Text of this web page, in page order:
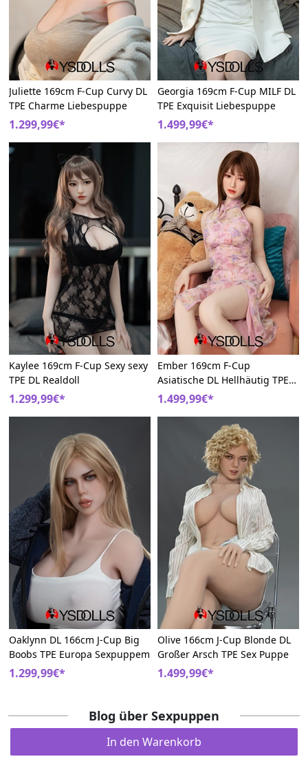
In den Warenkorb
Juliette 169cm F-Cup Curvy DL
TPE Charme Liebespuppe
1.299,99€*
Georgia 169cm F-Cup MILF DL
TPE Exquisit Liebespuppe
1.499,99€*
Kaylee 169cm F-Cup Sexy sexy
TPE DL Realdoll
1.299,99€*
Ember 169cm F-Cup
Asiatische DL Hellhäutig TPE
Liebespuppe
1.499,99€*
Oaklynn DL 166cm J-Cup Big
Boobs TPE Europa Sexpuppem
1.299,99€*
Olive 166cm J-Cup Blonde DL
Großer Arsch TPE Sex Puppe
1.499,99€*
Blog über Sexpuppen